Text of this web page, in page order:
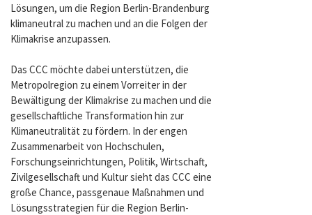
Lösungen, um die Region Berlin-Brandenburg
klimaneutral zu machen und an die Folgen der
Klimakrise anzupassen.
Das CCC möchte dabei unterstützen, die
Metropolregion zu einem Vorreiter in der
Bewältigung der Klimakrise zu machen und die
gesellschaftliche Transformation hin zur
Klimaneutralität zu fördern. In der engen
Zusammenarbeit von Hochschulen,
Forschungseinrichtungen, Politik, Wirtschaft,
Zivilgesellschaft und Kultur sieht das CCC eine
große Chance, passgenaue Maßnahmen und
Lösungsstrategien für die Region Berlin-